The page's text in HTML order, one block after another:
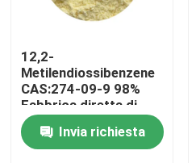
Casa.
12,2-
Metilendiossibenzene
CAS:274-09-9 98%
Fabbrica diretta di
alta qualità
Imballaggio a posto su
richiesta
Invia richiesta